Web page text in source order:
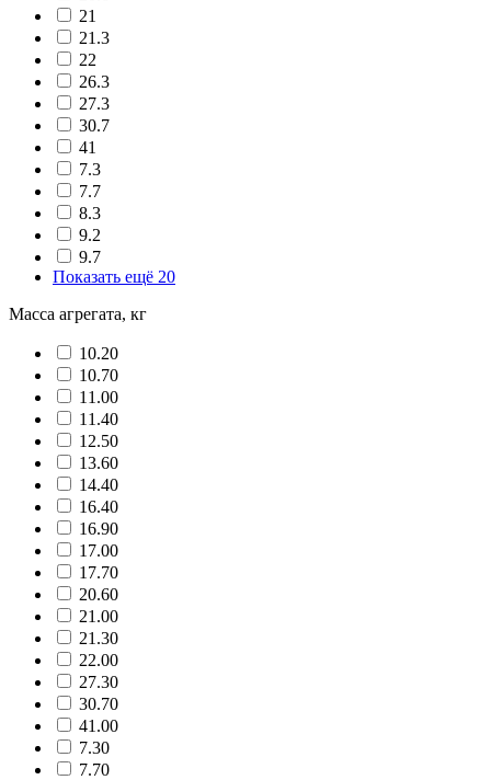
21
21.3
22
26.3
27.3
30.7
41
7.3
7.7
8.3
9.2
9.7
Показать ещё 20
Масса агрегата, кг
10.20
10.70
11.00
11.40
12.50
13.60
14.40
16.40
16.90
17.00
17.70
20.60
21.00
21.30
22.00
27.30
30.70
41.00
7.30
7.70